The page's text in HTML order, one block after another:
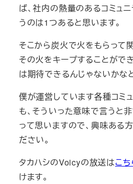
ば、社内の熱量のあるコミュ
うのは1つあると思います。
そこから炭火で火をもらって
その火をキープすることがで
は期待できるんじゃないかな
僕が運営しています各種コミュ
も、そういった意味で言うと
って思いますので、興味ある
ださい。
タカハシのVoicyの放送はこち
けます。